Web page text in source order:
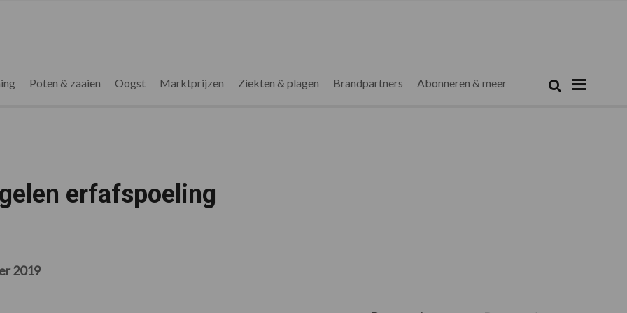
Poten & zaaien Oogst Marktprijzen Ziekten & plagen Brandpartners Abonneren & meer Zoek
erfafspoeling
2019